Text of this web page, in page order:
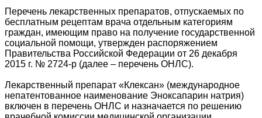
Перечень лекарственных препаратов, отпускаемых по
бесплатным рецептам врача отдельным категориям
граждан, имеющим право на получение государственной
социальной помощи, утвержден распоряжением
Правительства Российской Федерации от 26 декабря
2015 г. № 2724-р (далее – перечень ОНЛС).
Лекарственный препарат «Клексан» (международное
непатентованное наименование Эноксапарин натрия)
включен в перечень ОНЛС и назначается по решению